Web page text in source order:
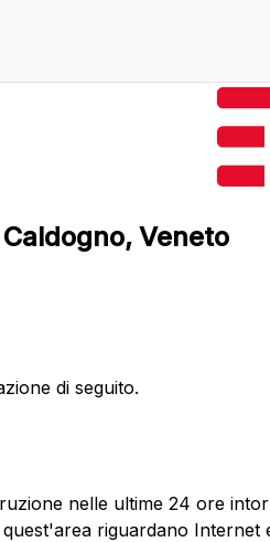
Veneto
di seguito.
nelle ultime 24 ore
riguardano Internet